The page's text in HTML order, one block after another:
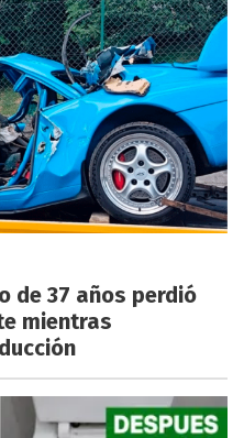
de 37 años perdió
mientras